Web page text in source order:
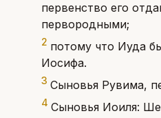
первенство его
первородными;
2 потому что Иуда
Иосифа.
3 Сыновья Рувима,
4 Сыновья Иоиля: